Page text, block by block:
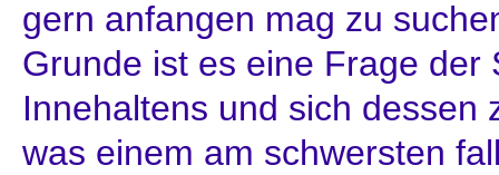
gern anfangen mag zu
Grunde ist es eine Frage der
Innehaltens und sich dessen
was einem am schwersten